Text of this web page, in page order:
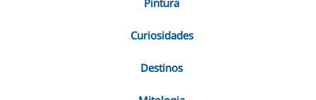
Curiosidades
Destinos